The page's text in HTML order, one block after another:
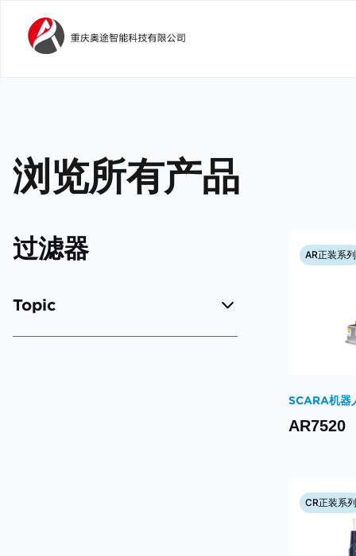
浏览所有产品
过滤器
Topic
AR正装系列
SCARA机器
AR7520
CR正装系列